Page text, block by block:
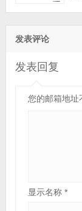
发表评论
发表回复
您的邮箱地址
显示名称 *